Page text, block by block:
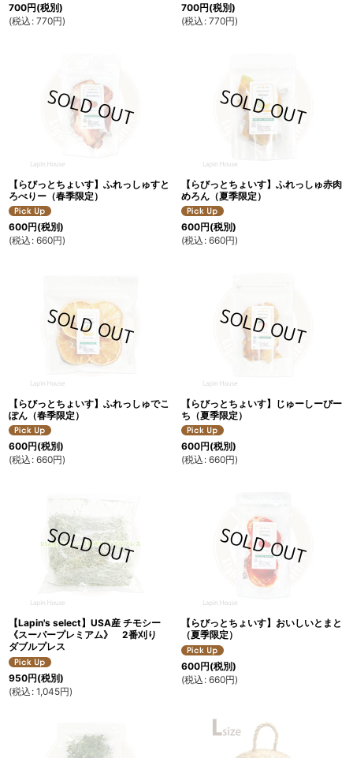
700円(税別)
(税込 : 770円)
700円(税別)
(税込 : 770円)
【らびっとちょいす】ふれっしゅすと
ろべりー（春季限定）
600円(税別)
(税込 : 660円)
【らびっとちょいす】ふれっしゅ赤肉
めろん（夏季限定）
600円(税別)
(税込 : 660円)
【らびっとちょいす】ふれっしゅでこ
ぽん（春季限定）
600円(税別)
(税込 : 660円)
【らびっとちょいす】じゅーしーぴー
ち（夏季限定）
600円(税別)
(税込 : 660円)
【Lapin's select】USA産 チモシー
《スーパープレミアム》 2番刈り
ダブルプレス
950円(税別)
(税込 : 1,045円)
【らびっとちょいす】おいしいとまと
（夏季限定）
600円(税別)
(税込 : 660円)